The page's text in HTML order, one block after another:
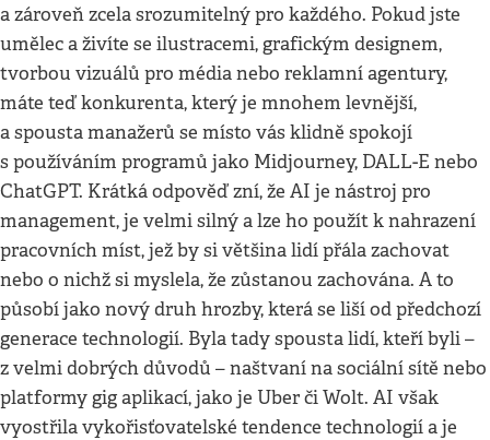
a zároveň zcela srozumitelný pro každého. Pokud jste
umělec a živíte se ilustracemi, grafickým designem,
tvorbou vizuálů pro média nebo reklamní agentury,
máte teď konkurenta, který je mnohem levnější,
a spousta manažerů se místo vás klidně spokojí
s používáním programů jako Midjourney, DALL-E nebo
ChatGPT. Krátká odpověď zní, že AI je nástroj pro
management, je velmi silný a lze ho použít k nahrazení
pracovních míst, jež by si většina lidí přála zachovat
nebo o nichž si myslela, že zůstanou zachována. A to
působí jako nový druh hrozby, která se liší od předchozí
generace technologií. Byla tady spousta lidí, kteří byli –
z velmi dobrých důvodů – naštvaní na sociální sítě nebo
platformy gig aplikací, jako je Uber či Wolt. AI však
vyostřila vykořisťovatelské tendence technologií a je